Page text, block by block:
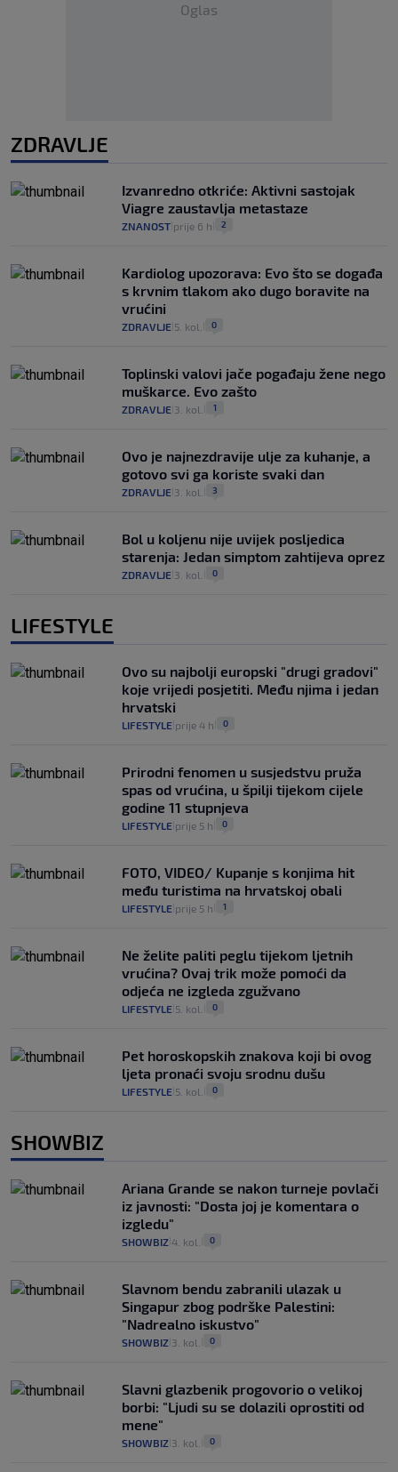
Oglas
ZDRAVLJE
Izvanredno otkriće: Aktivni sastojak
Viagre zaustavlja metastaze
ZNANOST prije 6 h 2
Kardiolog upozorava: Evo što se događa
s krvnim tlakom ako dugo boravite na
vrućini
ZDRAVLJE 5. kol. 0
Toplinski valovi jače pogađaju žene nego
muškarce. Evo zašto
ZDRAVLJE 3. kol. 1
Ovo je najnezdravije ulje za kuhanje, a
gotovo svi ga koriste svaki dan
ZDRAVLJE 3. kol. 3
Bol u koljenu nije uvijek posljedica
starenja: Jedan simptom zahtijeva oprez
ZDRAVLJE 3. kol. 0
LIFESTYLE
Ovo su najbolji europski "drugi gradovi"
koje vrijedi posjetiti. Među njima i jedan
hrvatski
LIFESTYLE prije 4 h 0
Prirodni fenomen u susjedstvu pruža
spas od vrućina, u špilji tijekom cijele
godine 11 stupnjeva
LIFESTYLE prije 5 h 0
FOTO, VIDEO/ Kupanje s konjima hit
među turistima na hrvatskoj obali
LIFESTYLE prije 5 h 1
Ne želite paliti peglu tijekom ljetnih
vrućina? Ovaj trik može pomoći da
odjeća ne izgleda zgužvano
LIFESTYLE 5. kol. 0
Pet horoskopskih znakova koji bi ovog
ljeta pronaći svoju srodnu dušu
LIFESTYLE 5. kol. 0
SHOWBIZ
Ariana Grande se nakon turneje povlači
iz javnosti: "Dosta joj je komentara o
izgledu"
SHOWBIZ 4. kol. 0
Slavnom bendu zabranili ulazak u
Singapur zbog podrške Palestini:
"Nadrealno iskustvo"
SHOWBIZ 3. kol. 0
Slavni glazbenik progovorio o velikoj
borbi: "Ljudi su se dolazili oprostiti od
mene"
SHOWBIZ 3. kol. 0